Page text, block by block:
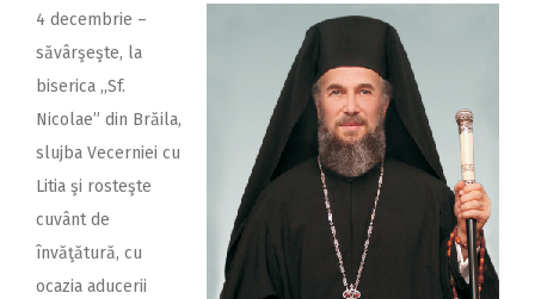
4 decembrie –
săvârşeşte, la
biserica ,,Sf.
Nicolae” din Brăila,
slujba Vecerniei cu
Litia şi rosteşte
cuvânt de
învăţătură, cu
ocazia aducerii